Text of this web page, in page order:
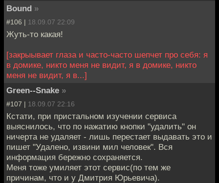
Bound »
#106 | 18.09.07 22:09
Жуть-то какая!
[закрыывает глаза и часто-часто шепчет про себя: я
в домике, никто меня не видит, я в домике, никто
меня не видит, я в...]
Green--Snake »
#107 | 18.09.07 22:16
Кстати, при пристальном изучении сервиса
выяснилось, что по нажатию кнопки "удалить" он
ничерта не удаляет - лишь перестает выдавать это и
пишет "Удалено, извини мил человек". Вся
информация бережно сохраняется.
Меня тоже умиляет этот сервис(по тем же
причинам, что и у Дмитрия Юрьевича).